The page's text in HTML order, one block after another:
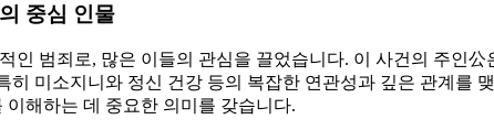
중심 인물
인 범죄로, 많은 이들의 관심을 끌었습니다. 이 사건의 주인
히 미소지니와 정신 건강 등의 복잡한 연관성과 깊은 관계를
해하는 데 중요한 의미를 갖습니다.